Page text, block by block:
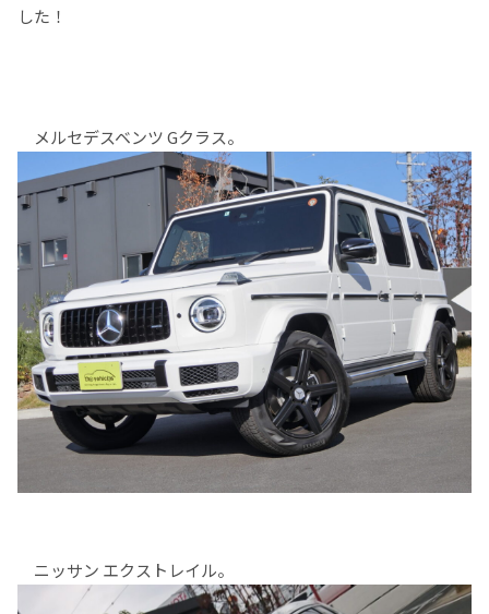
した！
メルセデスベンツ Gクラス。
ニッサン エクストレイル。